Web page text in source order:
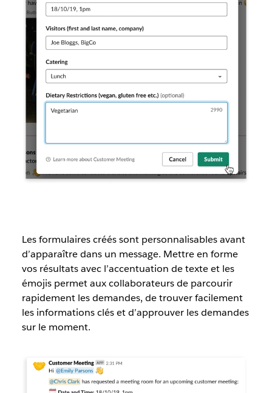
Les formulaires créés sont personnalisables avant
d’apparaître dans un message. Mettre en forme
vos résultats avec l’accentuation de texte et les
émojis permet aux collaborateurs de parcourir
rapidement les demandes, de trouver facilement
les informations clés et d’approuver les demandes
sur le moment.